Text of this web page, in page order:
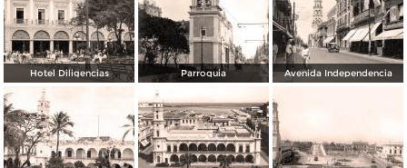
Hotel Diligencias Parroquia Avenida Independencia